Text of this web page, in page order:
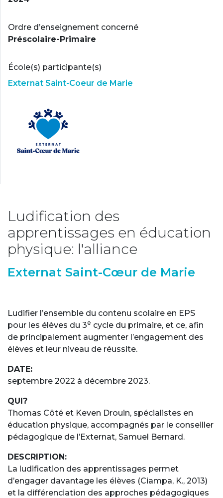
Ordre d’enseignement concerné
Préscolaire-Primaire
École(s) participante(s)
Externat Saint-Coeur de Marie
Ludification des
apprentissages en éducation
physique: l'alliance
Externat Saint-Cœur de Marie
Ludifier l’ensemble du contenu scolaire en EPS
pour les élèves du 3e cycle du primaire, et ce, afin
de principalement augmenter l’engagement des
élèves et leur niveau de réussite.
DATE:
septembre 2022 à décembre 2023.
QUI?
Thomas Côté et Keven Drouin, spécialistes en
éducation physique, accompagnés par le conseiller
pédagogique de l’Externat, Samuel Bernard.
DESCRIPTION:
La ludification des apprentissages permet
d’engager davantage les élèves (Ciampa, K., 2013)
et la différenciation des approches pédagogiques